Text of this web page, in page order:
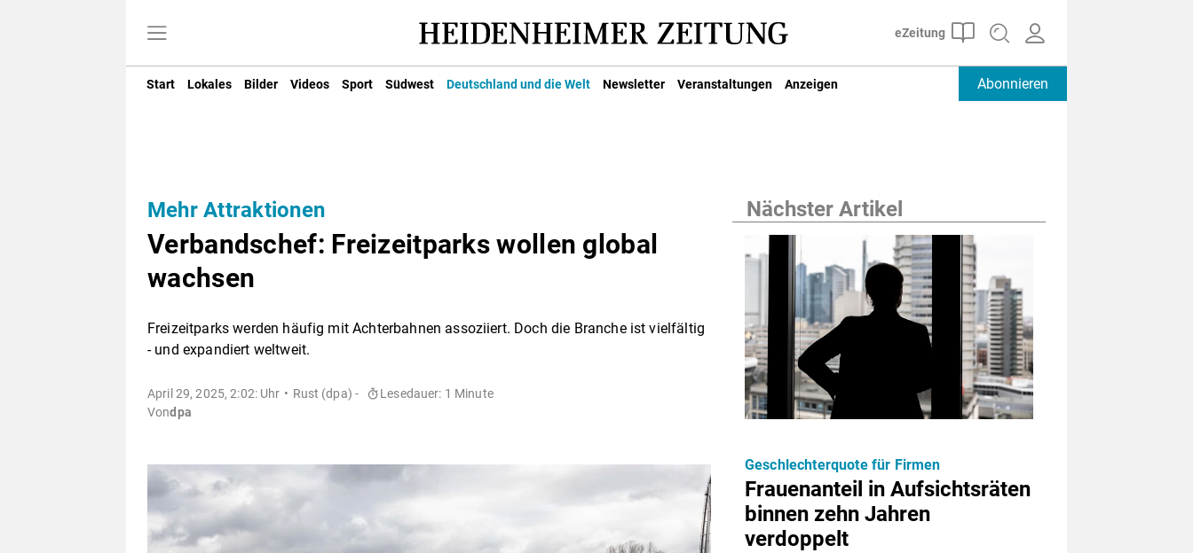
Start Lokales Bilder Videos Sport Südwest Deutschland und die Welt Newsletter Veranstaltungen Anzeigen Abonnieren
Mehr Attraktionen
Verbandschef: Freizeitparks wollen global
wachsen
Freizeitparks werden häufig mit Achterbahnen assoziiert. Doch die Branche ist vielfältig
- und expandiert weltweit.
April 29, 2025, 2:02: Uhr Rust (dpa) -
Lesedauer: 1 Minute
Vondpa
Nächster Artikel
Frauenanteil in Aufsichtsräten
binnen zehn Jahren
verdoppelt
Geschlechterquote für Firmen